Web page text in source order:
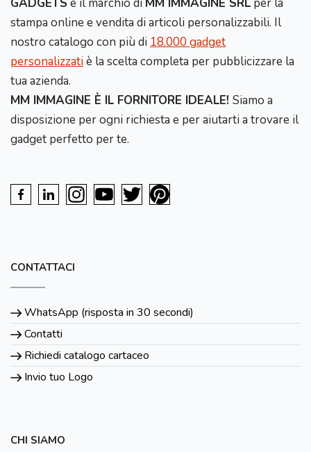
stampa online e vendita di articoli personalizzabili. Il
nostro catalogo con più di 18.000 gadget
personalizzatiè la scelta completa per pubblicizzare la
tua azienda.
MM IMMAGINE È IL FORNITORE IDEALE! Siamo a
disposizione per ogni richiesta e per aiutarti a trovare il
gadget perfetto per te.
CONTATTACI
WhatsApp (risposta in 30 secondi)
Contatti
Richiedi catalogo cartaceo
Invio tuo Logo
CHI SIAMO